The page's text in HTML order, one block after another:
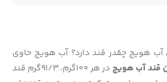
هویج چقدر قند دارد؟ آب هویج حاوی
قند آب هویج
در هر ۱۰۰گرم، ۹۱/۳گرم قند